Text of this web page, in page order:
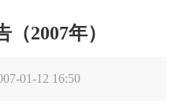
2007年）
01-12 16:50